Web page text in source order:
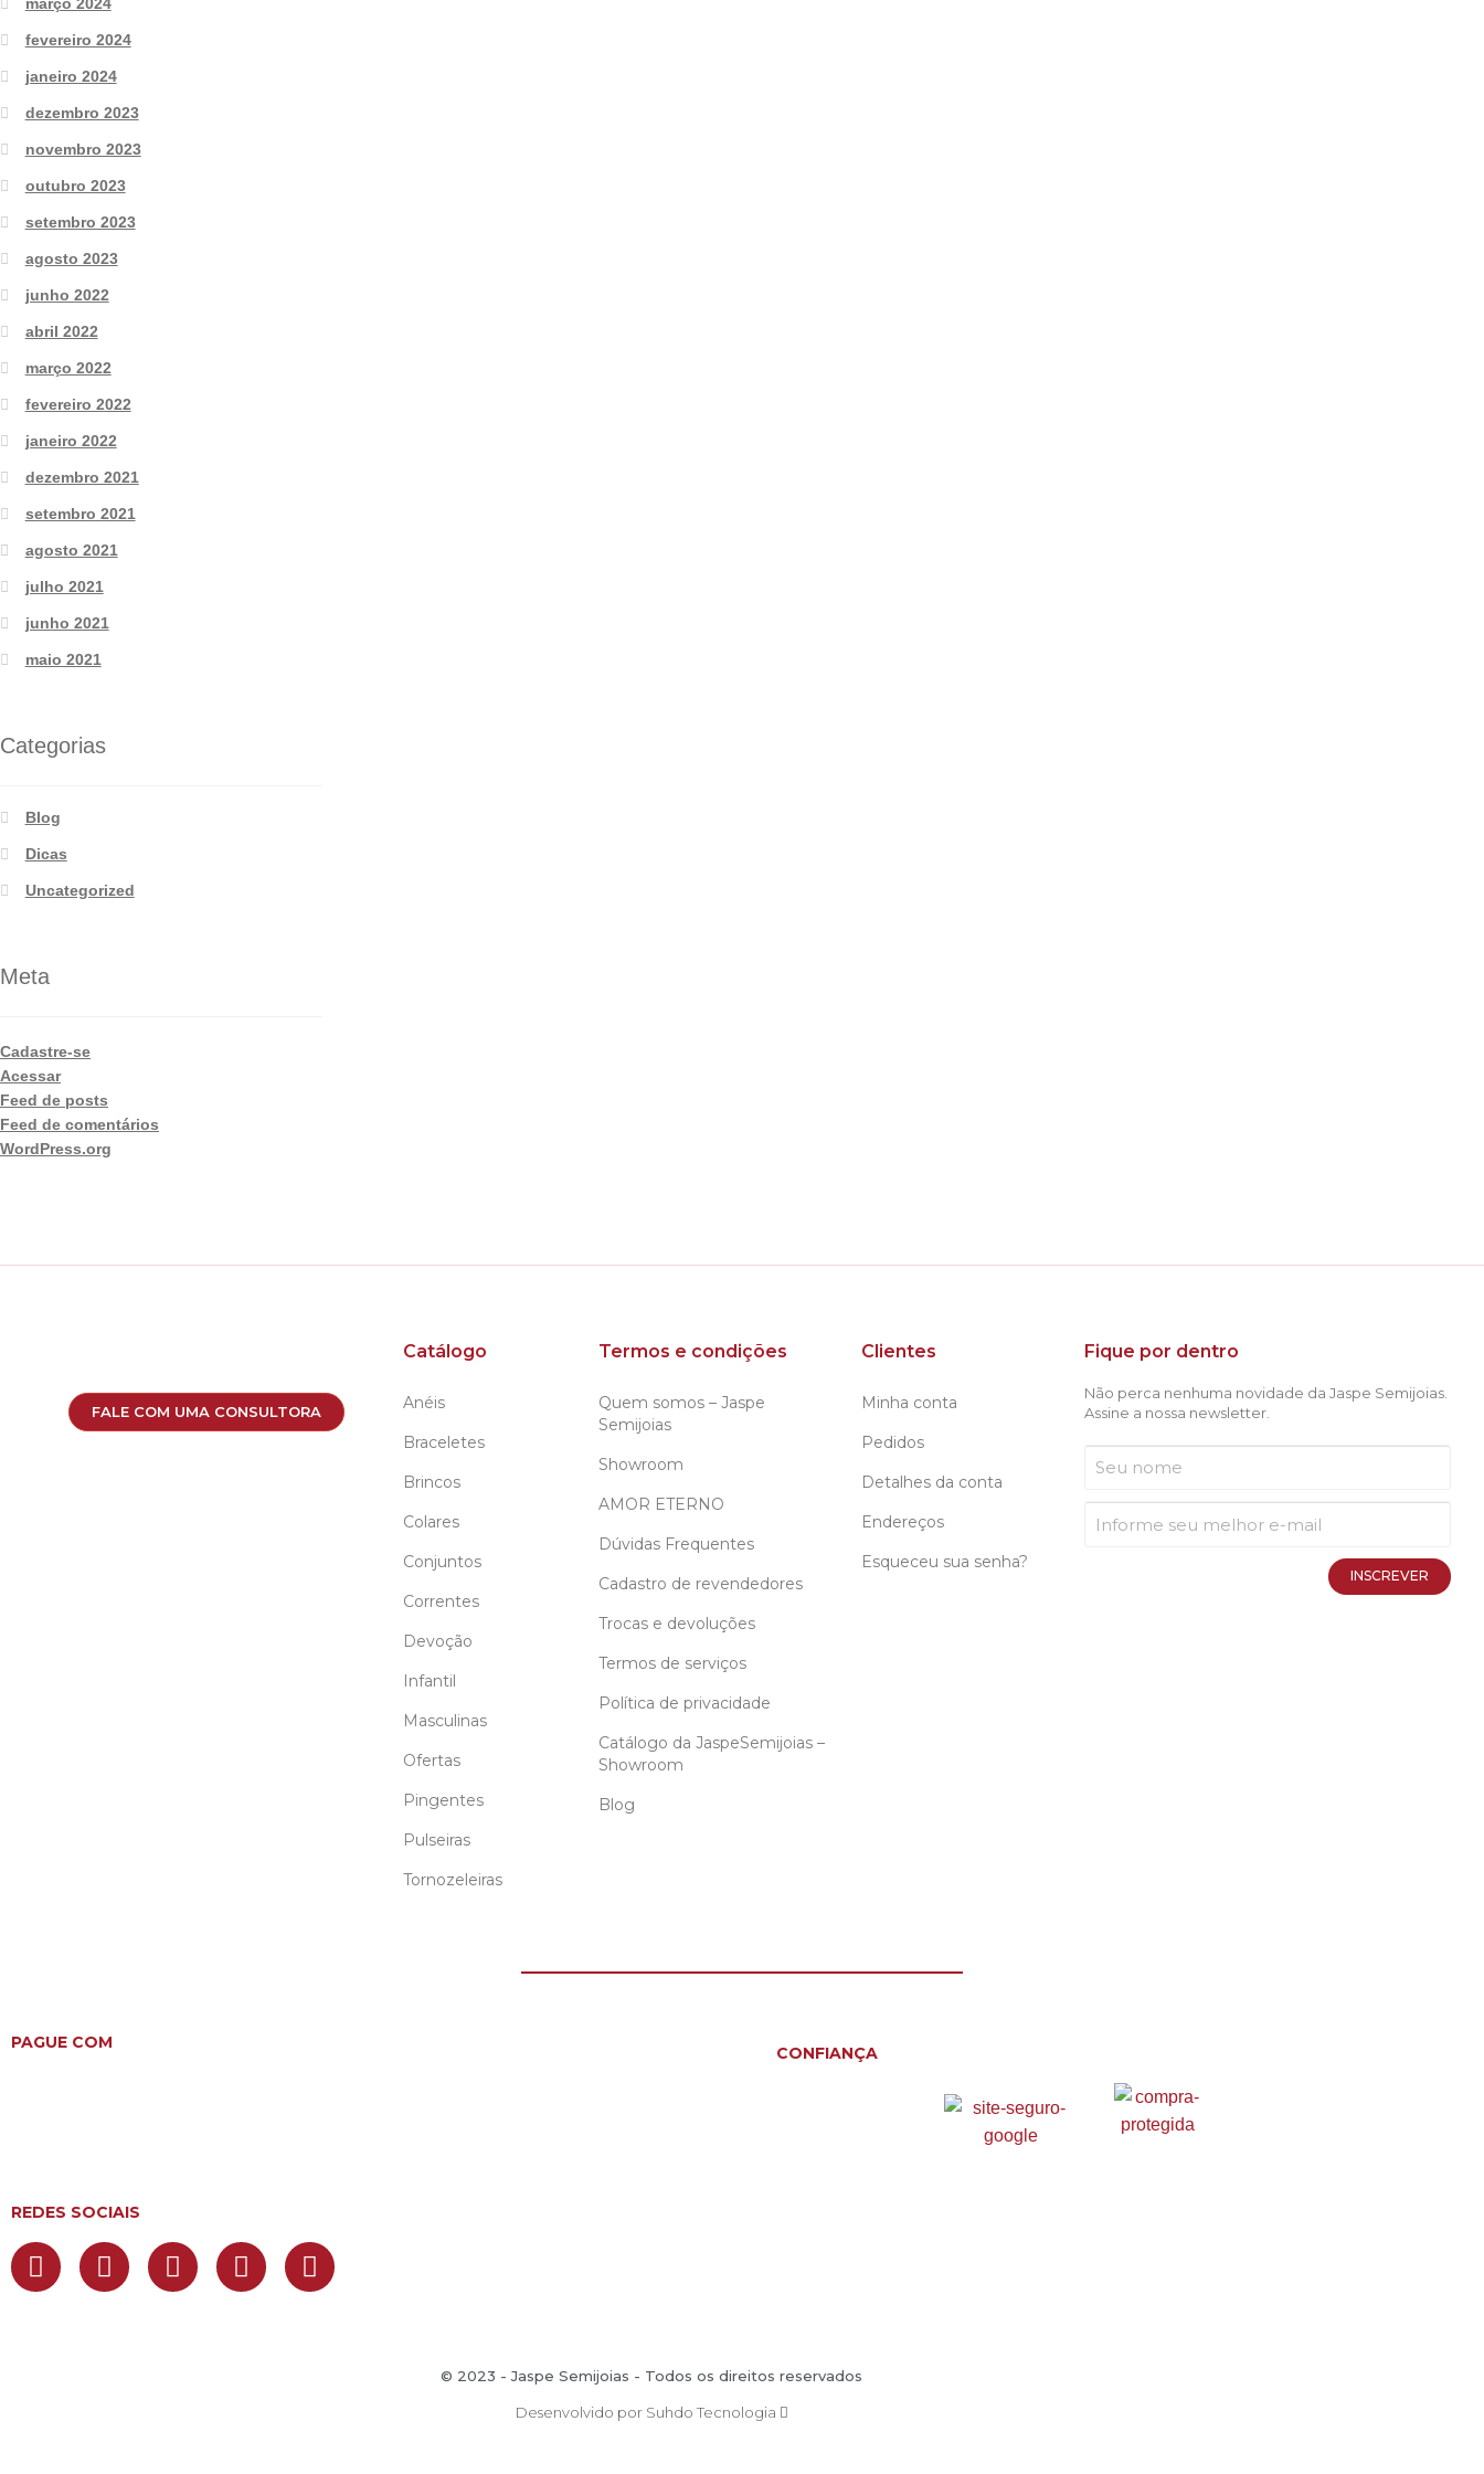
fevereiro 2024
janeiro 2024
dezembro 2023
novembro 2023
outubro 2023
setembro 2023
agosto 2023
junho 2022
abril 2022
março 2022
fevereiro 2022
janeiro 2022
dezembro 2021
setembro 2021
agosto 2021
julho 2021
junho 2021
maio 2021
Categorias
Blog
Dicas
Uncategorized
Meta
Cadastre-se
Acessar
Feed de posts
Feed de comentários
WordPress.org
FALE COM UMA CONSULTORA
Catálogo
Anéis
Braceletes
Brincos
Colares
Conjuntos
Correntes
Devoção
Infantil
Masculinas
Ofertas
Pingentes
Pulseiras
Tornozeleiras
Termos e condições
Quem somos – Jaspe
Semijoias
Showroom
AMOR ETERNO
Dúvidas Frequentes
Cadastro de revendedores
Trocas e devoluções
Termos de serviços
Política de privacidade
Catálogo da JaspeSemijoias –
Showroom
Blog
Clientes
Minha conta
Pedidos
Detalhes da conta
Endereços
Esqueceu sua senha?
Fique por dentro
Não perca nenhuma novidade da Jaspe Semijoias.
Assine a nossa newsletter.
INSCREVER
PAGUE COM
CONFIANÇA
REDES SOCIAIS
© 2023 - Jaspe Semijoias - Todos os direitos reservados
Desenvolvido por Suhdo Tecnologia